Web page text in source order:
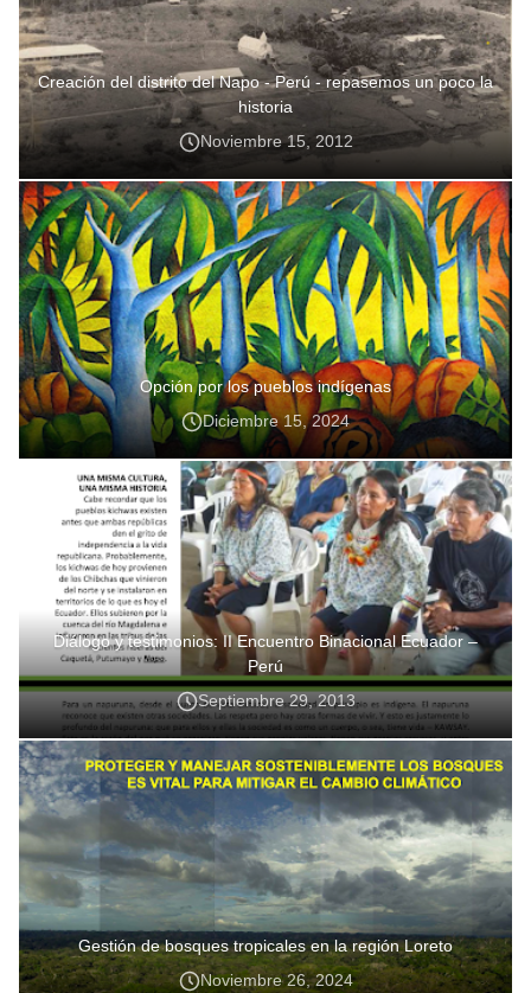
Creación del distrito del Napo - Perú - repasemos un poco la
historia
Noviembre 15, 2012
Opción por los pueblos indígenas
Diciembre 15, 2024
Diálogo y testimonios: II Encuentro Binacional Ecuador –
Perú
Septiembre 29, 2013
Gestión de bosques tropicales en la región Loreto
Noviembre 26, 2024